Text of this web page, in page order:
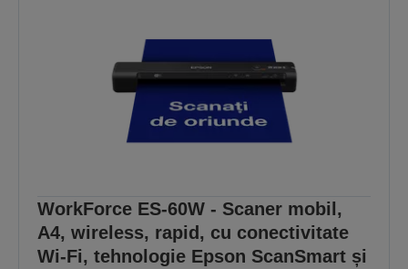
WorkForce ES-60W - Scaner mobil,
A4, wireless, rapid, cu conectivitate
Wi-Fi, tehnologie Epson ScanSmart și